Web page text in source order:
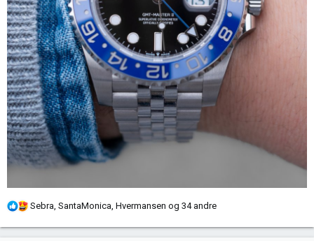
R
Sebra, SantaMonica, Hvermansen og 34 andre